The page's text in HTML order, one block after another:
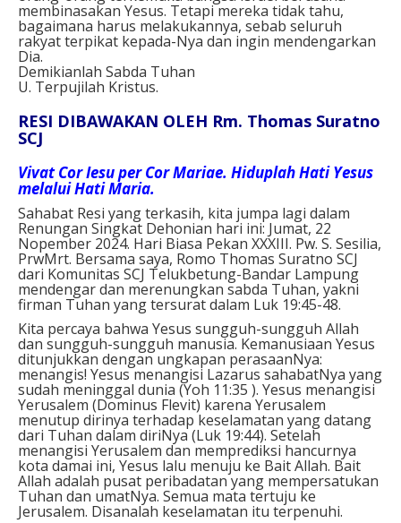
membinasakan Yesus. Tetapi mereka tidak tahu,
bagaimana harus melakukannya, sebab seluruh
rakyat terpikat kepada-Nya dan ingin mendengarkan
Dia.
Demikianlah Sabda Tuhan
U. Terpujilah Kristus.
RESI DIBAWAKAN OLEH Rm. Thomas Suratno
SCJ
Vivat Cor Iesu per Cor Mariae. Hiduplah Hati Yesus
melalui Hati Maria.
Sahabat Resi yang terkasih, kita jumpa lagi dalam
Renungan Singkat Dehonian hari ini: Jumat, 22
Nopember 2024. Hari Biasa Pekan XXXIII. Pw. S. Sesilia,
PrwMrt. Bersama saya, Romo Thomas Suratno SCJ
dari Komunitas SCJ Telukbetung-Bandar Lampung
mendengar dan merenungkan sabda Tuhan, yakni
firman Tuhan yang tersurat dalam Luk 19:45-48.
Kita percaya bahwa Yesus sungguh-sungguh Allah
dan sungguh-sungguh manusia. Kemanusiaan Yesus
ditunjukkan dengan ungkapan perasaanNya:
menangis! Yesus menangisi Lazarus sahabatNya yang
sudah meninggal dunia (Yoh 11:35 ). Yesus menangisi
Yerusalem (Dominus Flevit) karena Yerusalem
menutup dirinya terhadap keselamatan yang datang
dari Tuhan dalam diriNya (Luk 19:44). Setelah
menangisi Yerusalem dan memprediksi hancurnya
kota damai ini, Yesus lalu menuju ke Bait Allah. Bait
Allah adalah pusat peribadatan yang mempersatukan
Tuhan dan umatNya. Semua mata tertuju ke
Jerusalem. Disanalah keselamatan itu terpenuhi.